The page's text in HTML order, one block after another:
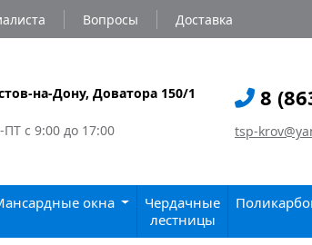
Вопросы Доставка
на-Дону, Доватора 150/1
с 9:00 до 17:00
8
tsp-
окна
Чердачные
лестницы